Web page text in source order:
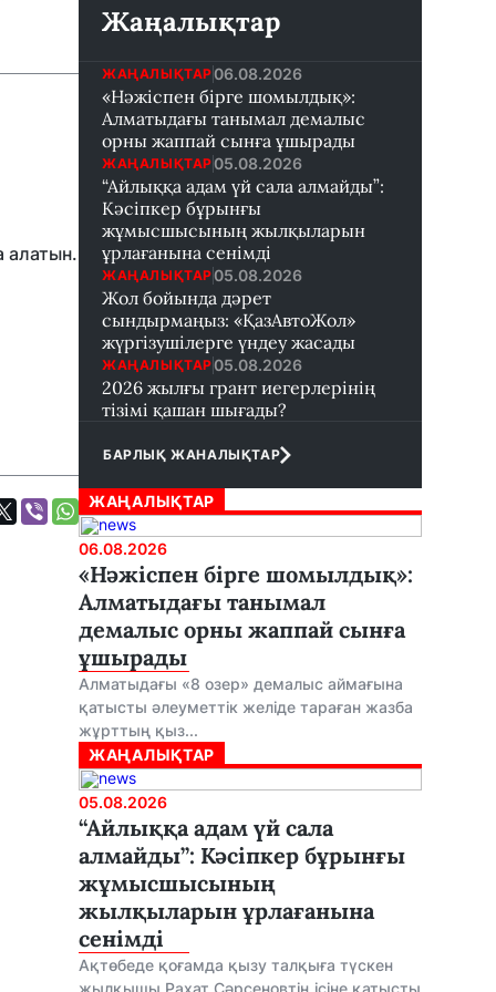
алатын.
Жаңалықтар
ЖАҢАЛЫҚТАР 06.08.2026
«Нәжіспен бірге шомылдық»:
Алматыдағы танымал демалыс
орны жаппай сынға ұшырады
ЖАҢАЛЫҚТАР 05.08.2026
“Айлыққа адам үй сала алмайды”:
Кәсіпкер бұрынғы
жұмысшысының жылқыларын
ұрлағанына сенімді
ЖАҢАЛЫҚТАР 05.08.2026
Жол бойында дәрет
сындырмаңыз: «ҚазАвтоЖол»
жүргізушілерге үндеу жасады
ЖАҢАЛЫҚТАР 05.08.2026
2026 жылғы грант иегерлерінің
тізімі қашан шығады?
БАРЛЫҚ ЖАНАЛЫҚТАР
ЖАҢАЛЫҚТАР
06.08.2026
«Нәжіспен бірге шомылдық»:
Алматыдағы танымал
демалыс орны жаппай сынға
ұшырады
Алматыдағы «8 озер» демалыс аймағына
қатысты әлеуметтік желіде тараған жазба
жұрттың қыз...
ЖАҢАЛЫҚТАР
05.08.2026
“Айлыққа адам үй сала
алмайды”: Кәсіпкер бұрынғы
жұмысшысының
жылқыларын ұрлағанына
сенімді
Ақтөбеде қоғамда қызу талқыға түскен
жылқышы Рахат Сәрсеновтің ісіне қатысты